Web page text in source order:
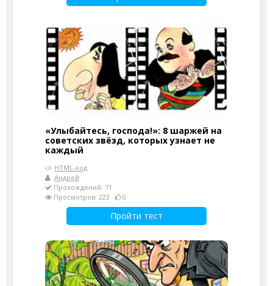
«Улыбайтесь, господа!»: 8 шаржей на
советских звёзд, которых узнает не
каждый
HTML-код
Андрей
Прохождений: 71
Просмотров: 223
0
Пройти тест